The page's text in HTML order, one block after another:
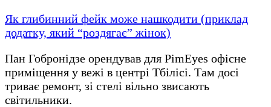
Як глибинний фейк може нашкодити (приклад
додатку, який “роздягає” жінок)
Пан Гобронідзе орендував для PimEyes офісне
приміщення у вежі в центрі Тбілісі. Там досі
триває ремонт, зі стелі вільно звисають
світильники.